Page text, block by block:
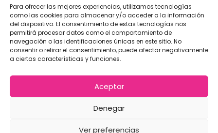
Para ofrecer las mejores experiencias, utilizamos tecnologías
como las cookies para almacenar y/o acceder a la información
del dispositivo. El consentimiento de estas tecnologías nos
permitirá procesar datos como el comportamiento de
navegación o las identificaciones únicas en este sitio. No
consentir o retirar el consentimiento, puede afectar negativamente
a ciertas características y funciones.
Aceptar
Denegar
Ver preferencias
Cirugía Mínima Invasión
Aviso Legal Política de Cookies Política de Privacidad